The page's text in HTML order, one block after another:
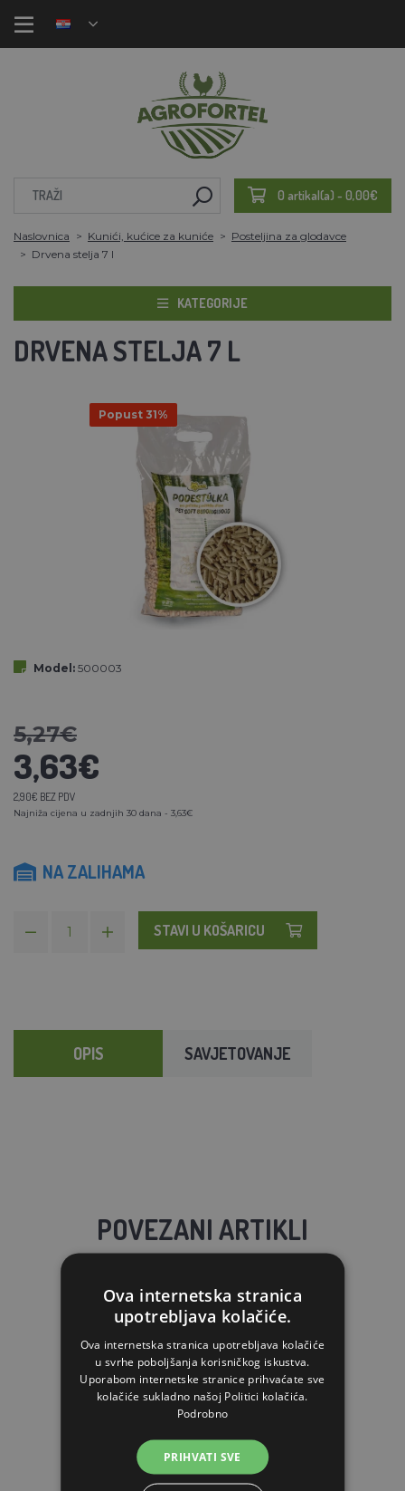
0 artikal(a) - 0,00€
Naslovnica Kunići, kućice za kuniće
Posteljina za glodavce
Drvena stelja 7 l
KATEGORIJE
DRVENA STELJA 7 L
Popust 31%
Model: 500003
5,27€
3,63€
2,90€ BEZ PDV
Najniža cijena u zadnjih 30 dana - 3,63€
NA ZALIHAMA
STAVI U KOŠARICU
OPIS SAVJETOVANJE
POVEZANI ARTIKLI
Posteljina od slame GRANOFYT, 14 kg
Ova internetska stranica
upotrebljava kolačiće.
Ova internetska stranica upotrebljava kolačiće
u svrhe poboljšanja korisničkog iskustva.
Uporabom internetske stranice prihvaćate sve
kolačiće sukladno našoj Politici kolačića.
Podrobno
PRIHVATI SVE